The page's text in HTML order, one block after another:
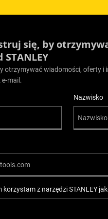
się, by
otrzymywać wiadomości, oferty i
mail.
Nazwisko
z narzędzi STANLEY